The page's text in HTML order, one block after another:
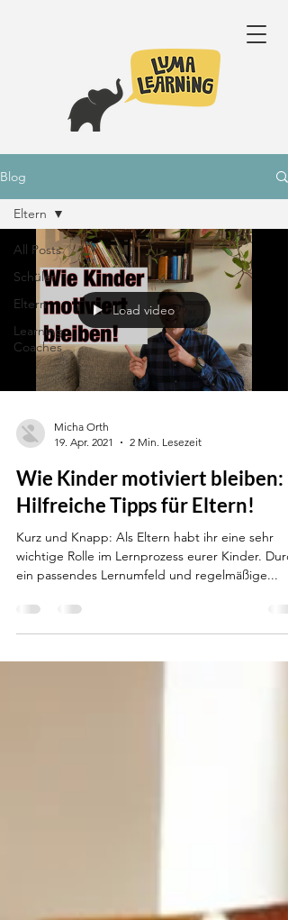
Blog
All Posts
Schüler
Eltern
Learning
Coaches
Eltern
Load video
Micha Orth
19. Apr. 2021
2 Min. Lesezeit
Wie Kinder motiviert bleiben:
Hilfreiche Tipps für Eltern!
Kurz und Knapp: Als Eltern habt ihr eine sehr
wichtige Rolle im Lernprozess eurer Kinder.
ein passendes Lernumfeld und regelmäßige...